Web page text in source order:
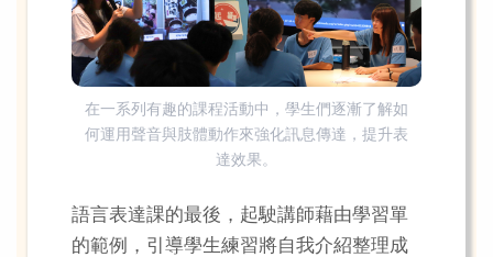
在一系列有趣的課程活動中，學生們逐漸了解如
何運用聲音與肢體動作來強化訊息傳達，提升表
達效果。
語言表達課的最後，起駛講師藉由學習單
的範例，引導學生練習將自我介紹整理成